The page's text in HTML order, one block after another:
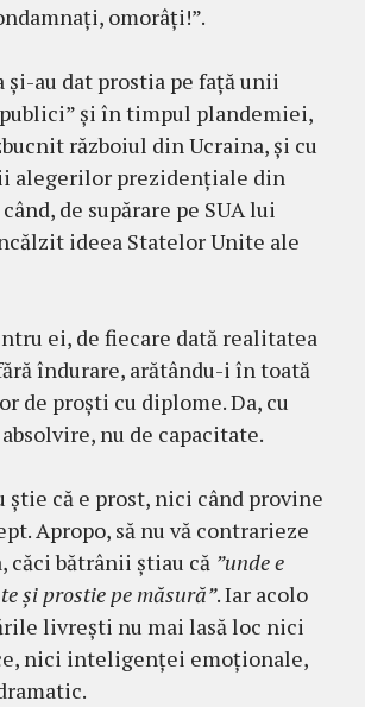
omorâți!”.
și-au dat prostia pe față unii
și în timpul plandemiei,
războiul din Ucraina, și cu
alegerilor prezidențiale din
de supărare pe SUA lui
ideea Statelor Unite ale
ei, de fiecare dată realitatea
îndurare, arătându-i în toată
de proști cu diplome. Da, cu
nu de capacitate.
știe că e prost, nici când provine
Apropo, să nu vă contrarieze
căci bătrânii știau că ”unde e
și prostie pe măsură”. Iar acolo
livrești nu mai lasă loc nici
nici inteligenței emoționale,